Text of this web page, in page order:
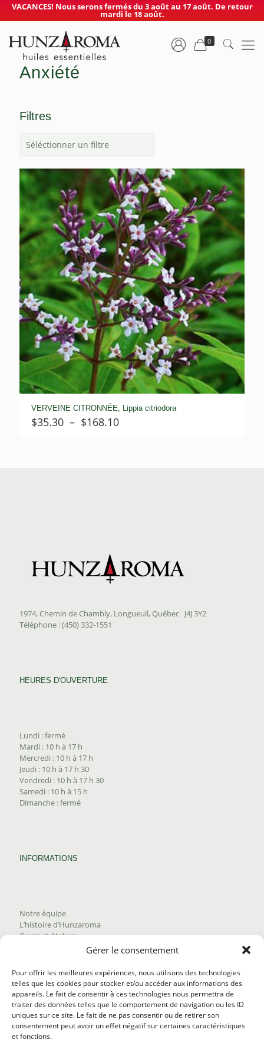
Gérer le consentement
Pour offrir les meilleures expériences, nous utilisons des technologies
telles que les cookies pour stocker et/ou accéder aux informations des
appareils. Le fait de consentir à ces technologies nous permettra de
traiter des données telles que le comportement de navigation ou les ID
uniques sur ce site. Le fait de ne pas consentir ou de retirer son
consentement peut avoir un effet négatif sur certaines caractéristiques
et fonctions.
VACANCES! Nous serons fermés du 3 août au 17 août. De retour
mardi le 18 août.
0
Anxiété
Filtres
VERVEINE CITRONNÉE, Lippia citriodora
$35.30 – $168.10Plage
1974, Chemin de Chambly, Longueuil, Québec J4J 3Y2
Téléphone : (450) 332-1551
HEURES D'OUVERTURE
Lundi : fermé
Mardi : 10 h à 17 h
Mercredi : 10 h à 17 h
Jeudi : 10 h à 17 h 30
Vendredi : 10 h à 17 h 30
Samedi : 10 h à 15 h
Dimanche : fermé
INFORMATIONS
Notre équipe
L’histoire d’Hunzaroma
Cours et Ateliers
Trouver nos produits
Politique de frais d'envoi
Termes et conditions
Politique de remboursement